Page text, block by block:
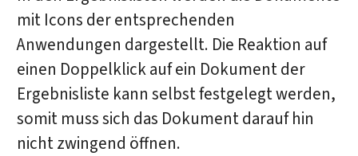
mit Icons der entsprechenden
Anwendungen dargestellt. Die Reaktion auf
einen Doppelklick auf ein Dokument der
Ergebnisliste kann selbst festgelegt werden,
somit muss sich das Dokument darauf hin
nicht zwingend öffnen.